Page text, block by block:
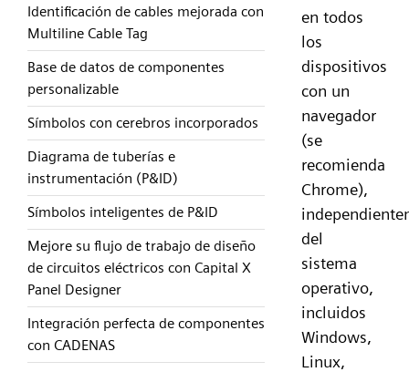
Identificación de cables mejorada con
Multiline Cable Tag
Base de datos de componentes
personalizable
Símbolos con cerebros incorporados
Diagrama de tuberías e
instrumentación (P&ID)
Símbolos inteligentes de P&ID
Mejore su flujo de trabajo de diseño
de circuitos eléctricos con Capital X
Panel Designer
Integración perfecta de componentes
con CADENAS
en todos
los
dispositivos
con un
navegador
(se
recomienda
Chrome),
del
sistema
operativo,
incluidos
Windows,
Linux,